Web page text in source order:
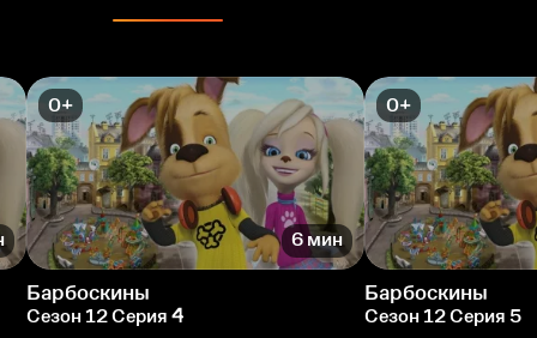
0+
6 мин
Барбоскины
Сезон 12 Серия 4
0+
Барбоскины
Сезон 12 Серия 5